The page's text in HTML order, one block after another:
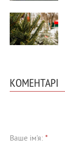
КОМЕНТАРІ
Ваше ім'я: *